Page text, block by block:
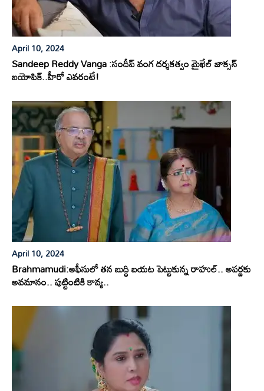
April 10, 2024
Sandeep Reddy Vanga :సందీప్ వంగ దర్శకత్వం మైఖేల్ జాక్సన్
బయోపిక్..హీరో ఎవరంటే!
April 10, 2024
Brahmamudi:ఆఫీసులో తన బుద్ధి బయట పెట్టుకున్న రాహుల్.. అపర్ణకు
అవమానం.. పుట్టింటికి కావ్య..